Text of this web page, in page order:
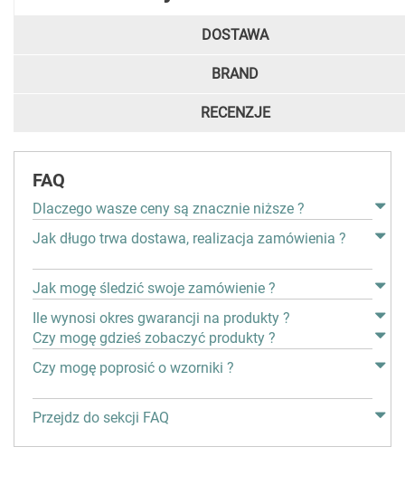
DOSTAWA
BRAND
RECENZJE
FAQ
Dlaczego wasze ceny są znacznie niższe ?
Jak długo trwa dostawa, realizacja zamówienia ?
Jak mogę śledzić swoje zamówienie ?
Ile wynosi okres gwarancji na produkty ?
Czy mogę gdzieś zobaczyć produkty ?
Czy mogę poprosić o wzorniki ?
Przejdz do sekcji FAQ